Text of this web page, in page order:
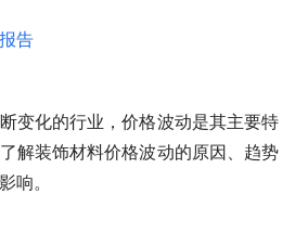
告
变化的行业，价格波动是其主要特
解装饰材料价格波动的原因、趋势
响。